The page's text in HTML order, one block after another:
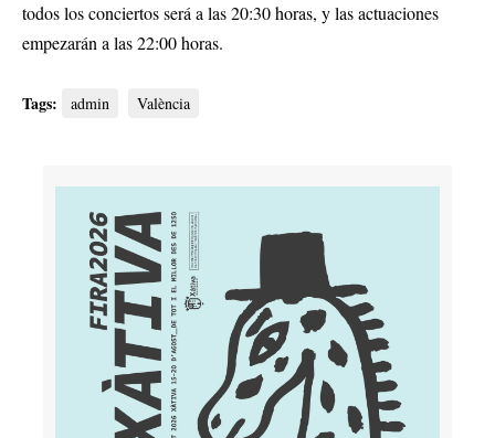
todos los conciertos será a las 20:30 horas, y las actuaciones
empezarán a las 22:00 horas.
Tags: admin València